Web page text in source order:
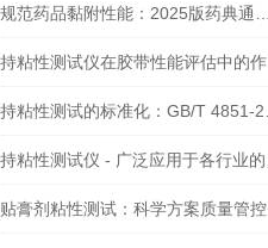
贴膏剂粘性测试：科学方案质量管控